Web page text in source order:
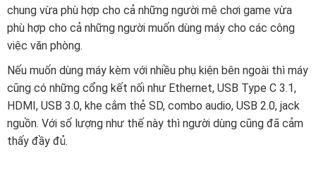
chung vừa phù hợp cho cả những người mê chơi game vừa
phù hợp cho cả những người muốn dùng máy cho các công
việc văn phòng.
Nếu muốn dùng máy kèm với nhiều phụ kiện bên ngoài thì máy
cũng có những cổng kết nối như Ethernet, USB Type C 3.1,
HDMI, USB 3.0, khe cắm thẻ SD, combo audio, USB 2.0, jack
nguồn. Với số lượng như thế này thì người dùng cũng đã cảm
thấy đầy đủ.